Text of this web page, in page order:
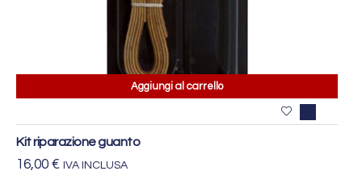
Aggiungi al carrello
Kit riparazione guanto
16,00 € IVA INCLUSA